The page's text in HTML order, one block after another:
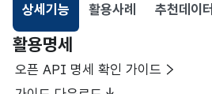
상세기능
선택됨
활용사례 추천데이터
활용명세
오픈 API 명세 확인 가이드